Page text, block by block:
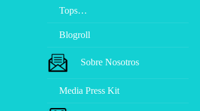
Tops…
Blogroll
Sobre Nosotros
Media Press Kit